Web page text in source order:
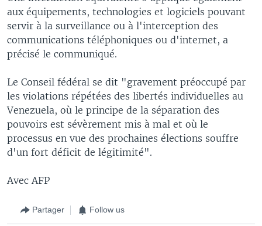
aux équipements, technologies et logiciels pouvant
servir à la surveillance ou à l'interception des
communications téléphoniques ou d'internet, a
précisé le communiqué.
Le Conseil fédéral se dit "gravement préoccupé par
les violations répétées des libertés individuelles au
Venezuela, où le principe de la séparation des
pouvoirs est sévèrement mis à mal et où le
processus en vue des prochaines élections souffre
d'un fort déficit de légitimité".
Avec AFP
Partager Follow us